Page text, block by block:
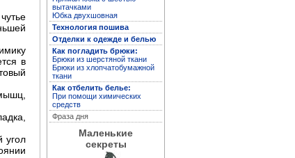
в
угол
Кройка и пошив дома
вытачками
Юбка двухшовная
Технология пошива
Отделки к одежде и белью
Как погладить брюки:
Брюки из шерстяной ткани
Брюки из хлопчатобумажной
ткани
Как отбелить белье:
При помощи химических
средств
Фраза дня
Маленькие
секреты